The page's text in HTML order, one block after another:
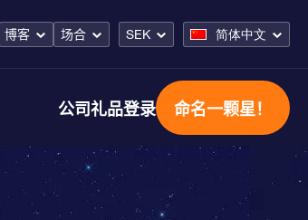
博客 场合 SEK 简体中文
公司礼品登录 命名一颗星！